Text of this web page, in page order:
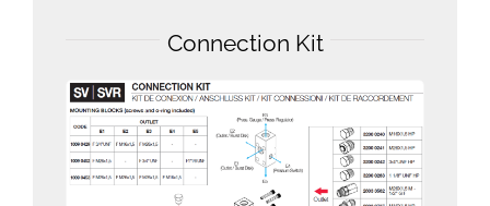
Connection Kit